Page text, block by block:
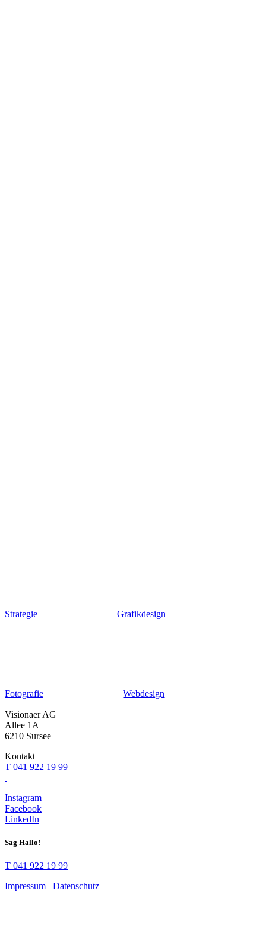
Strategie Grafikdesign
Fotografie
Webdesign
Visionaer AG
Allee 1A
6210 Sursee
Kontakt
T 041 922 19 99
Instagram
Facebook
LinkedIn
Sag Hallo!
T 041 922 19 99
Impressum
Datenschutz